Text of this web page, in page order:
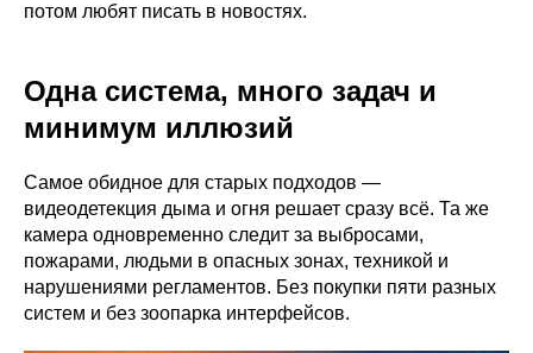
потом любят писать в новостях.
Одна система, много задач и
минимум иллюзий
Самое обидное для старых подходов —
видеодетекция дыма и огня решает сразу всё. Та же
камера одновременно следит за выбросами,
пожарами, людьми в опасных зонах, техникой и
нарушениями регламентов. Без покупки пяти разных
систем и без зоопарка интерфейсов.